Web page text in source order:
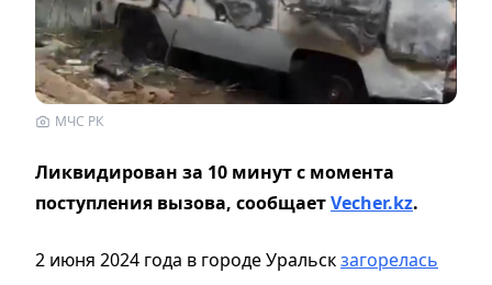
МЧС РК
Ликвидирован за 10 минут с момента
поступления вызова, сообщаетVecher.kz.
2 июня 2024 года в городе Уральскзагорелась